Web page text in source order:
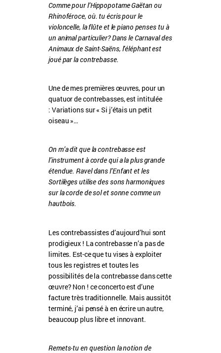
Comme pour l’Hippopotame Gaëtan ou
Rhinoféroce, où. tu écris pour le
violoncelle, la flûte et le piano penses tu à
un animal particulier? Dans le Carnaval des
Animaux de Saint-Saëns, l’éléphant est
joué par la contrebasse.
Une de mes premières œuvres, pour un
quatuor de contrebasses, est intitulée
: Variations sur « Si j’étais un petit
oiseau »…
On m’a dit que la contrebasse est
l’instrument à corde qui a la plus grande
étendue. Ravel dans l’Enfant et les
Sortilèges utilise des sons harmoniques
sur la corde de sol et sonne comme un
hautbois.
Les contrebassistes d’aujourd’hui sont
prodigieux ! La contrebasse n’a pas de
limites. Est-ce que tu vises à exploiter
tous les registres et toutes les
possibilités de la contrebasse dans cette
œuvre? Non ! ce concerto est d’une
facture très traditionnelle. Mais aussitôt
terminé, j’ai pensé à en écrire un autre,
beaucoup plus libre et innovant.
Remets-tu en question la notion de